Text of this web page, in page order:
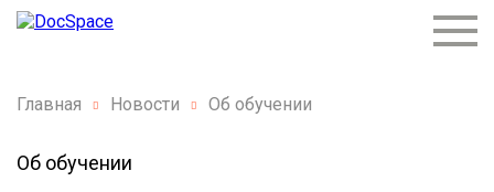
Главная Новости Об обучении
Об обучении